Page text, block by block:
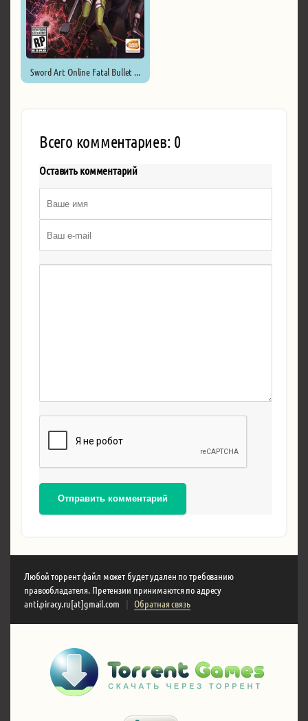
Sword Art Online Fatal Bullet ...
Всего комментариев: 0
Оставить комментарий
Отправить комментарий
Любой торрент файл может будет удален по требованию
правообладателя. Претензии принимаются по адресу
anti.piracy.ru[at]gmail.com
| Обратная связь